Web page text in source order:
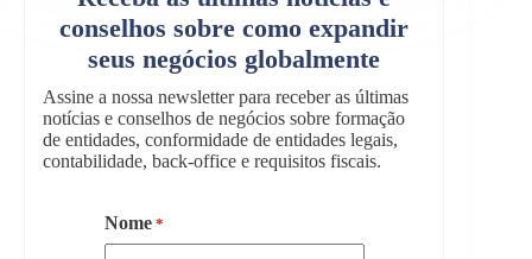
conselhos sobre como expandir
seus negócios globalmente
Assine a nossa newsletter para receber as últimas
notícias e conselhos de negócios sobre formação
de entidades, conformidade de entidades legais,
contabilidade, back-office e requisitos fiscais.
Nome *